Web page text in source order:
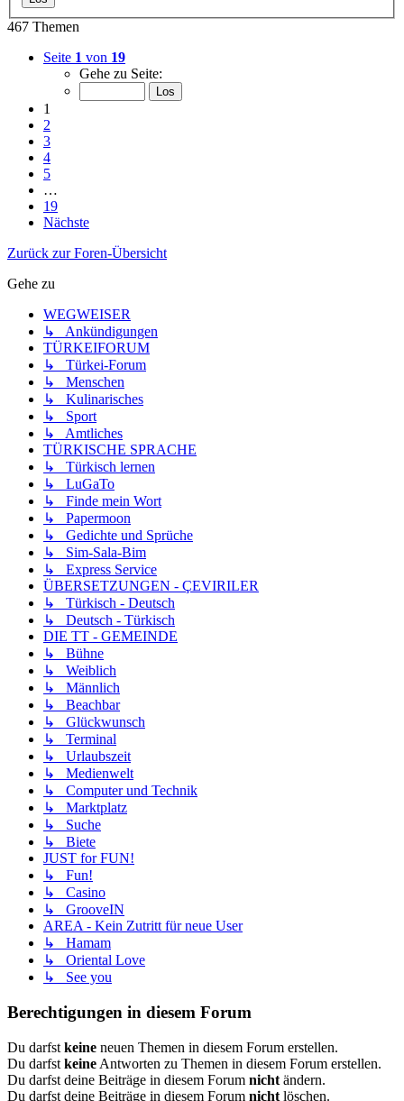
467 Themen
Seite 1 von 19
Gehe zu Seite:
1
2
3
4
5
…
19
Nächste
Zurück zur Foren-Übersicht
Gehe zu
WEGWEISER
↳ Ankündigungen
TÜRKEIFORUM
↳ Türkei-Forum
↳ Menschen
↳ Kulinarisches
↳ Sport
↳ Amtliches
TÜRKISCHE SPRACHE
↳ Türkisch lernen
↳ LuGaTo
↳ Finde mein Wort
↳ Papermoon
↳ Gedichte und Sprüche
↳ Sim-Sala-Bim
↳ Express Service
ÜBERSETZUNGEN - ÇEVIRILER
↳ Türkisch - Deutsch
↳ Deutsch - Türkisch
DIE TT - GEMEINDE
↳ Bühne
↳ Weiblich
↳ Männlich
↳ Beachbar
↳ Glückwunsch
↳ Terminal
↳ Urlaubszeit
↳ Medienwelt
↳ Computer und Technik
↳ Marktplatz
↳ Suche
↳ Biete
JUST for FUN!
↳ Fun!
↳ Casino
↳ GrooveIN
AREA - Kein Zutritt für neue User
↳ Hamam
↳ Oriental Love
↳ See you
Berechtigungen in diesem Forum
Du darfst keine neuen Themen in diesem Forum erstellen.
Du darfst keine Antworten zu Themen in diesem Forum erstellen.
Du darfst deine Beiträge in diesem Forum nicht ändern.
Du darfst deine Beiträge in diesem Forum nicht löschen.